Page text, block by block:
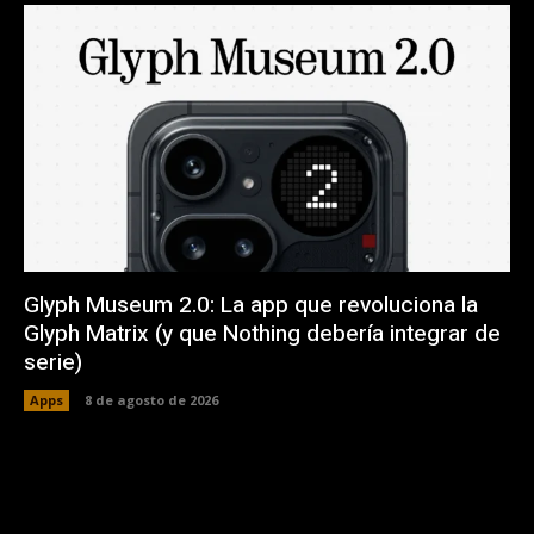
Glyph Museum 2.0: La app que revoluciona la
Glyph Matrix (y que Nothing debería integrar de
serie)
Apps 8 de agosto de 2026